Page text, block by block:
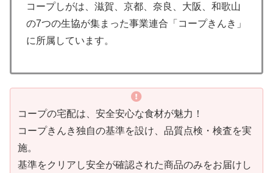
コープしがは、滋賀、京都、奈良、大阪、和歌山
の7つの生協が集まった事業連合「コープきんき」
に所属しています。
コープの宅配は、安全安心な食材が魅力！
コープきんき独自の基準を設け、品質点検・検査を実
施。
基準をクリアし安全が確認された商品のみをお届けし